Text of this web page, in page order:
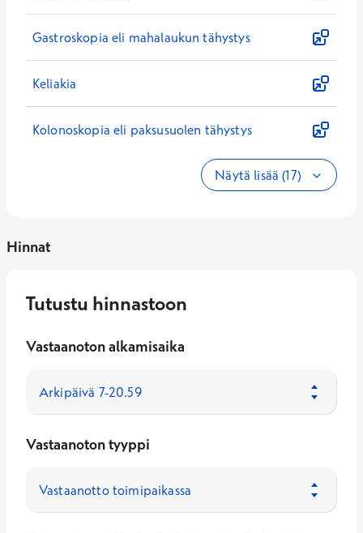
Gastroskopia eli mahalaukun tähystys
Keliakia
Kolonoskopia eli paksusuolen tähystys
Näytä lisää (17)
Hinnat
Tutustu hinnastoon
Vastaanoton alkamisaika
Vastaanoton tyyppi